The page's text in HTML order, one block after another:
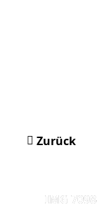
Zurück
IMG